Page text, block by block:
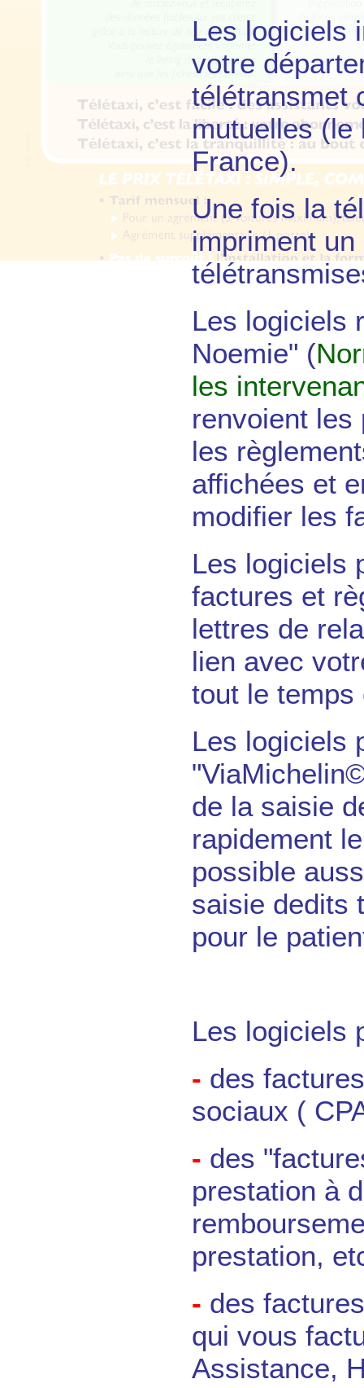
Les logiciels
votre
télétransmet
mutuelles (le
France).
Une fois la
impriment
Les logiciels
Noemie" (
les
renvoient les
les
affichées et
modifier les
Les logiciels
factures et
lettres de
lien avec
tout le temps
Les logiciels
de la saisie
rapidement
possible
saisie dedits
pour le
Les logiciels
- des
sociaux (
- des
prestation à
prestation,
- des
qui vous
Assistance,